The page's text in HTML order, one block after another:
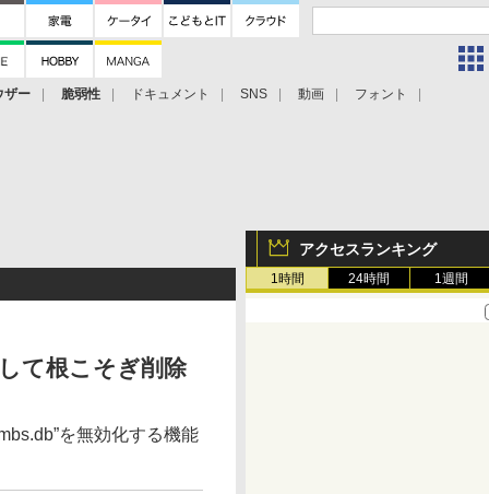
ザー 脆弱性 ドキュメント SNS 動画 フォント
アクセスランキング
1時間 24時間 1週間
て根こそぎ削除
を無効化する機能